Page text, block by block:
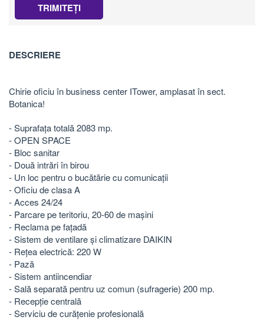
TRIMITEȚI
DESCRIERE
Chirie oficiu în business center ITower, amplasat în sect.
Botanica!
- Suprafața totală 2083 mp.
- OPEN SPACE
- Bloc sanitar
- Două intrări în birou
- Un loc pentru o bucătărie cu comunicații
- Oficiu de clasa A
- Acces 24/24
- Parcare pe teritoriu, 20-60 de mașini
- Reclama pe fațadă
- Sistem de ventilare și climatizare DAIKIN
- Rețea electrică: 220 W
- Pază
- Sistem antiincendiar
- Sală separată pentru uz comun (sufragerie) 200 mp.
- Recepție centrală
- Serviciu de curățenie profesională